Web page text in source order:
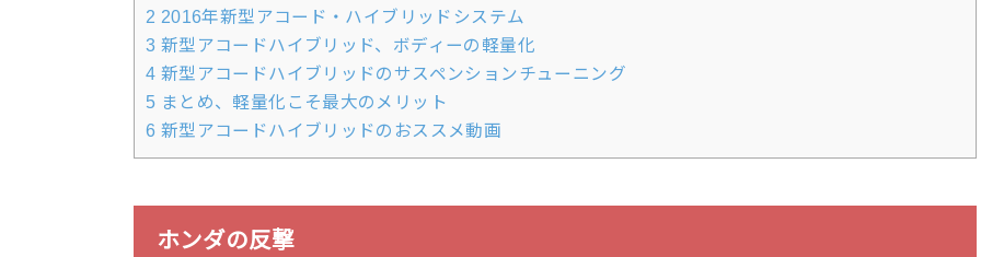
2 2016年新型アコード・ハイブリッドシステム
3 新型アコードハイブリッド、ボディーの軽量化
4 新型アコードハイブリッドのサスペンションチューニング
5 まとめ、軽量化こそ最大のメリット
6 新型アコードハイブリッドのおススメ動画
ホンダの反撃